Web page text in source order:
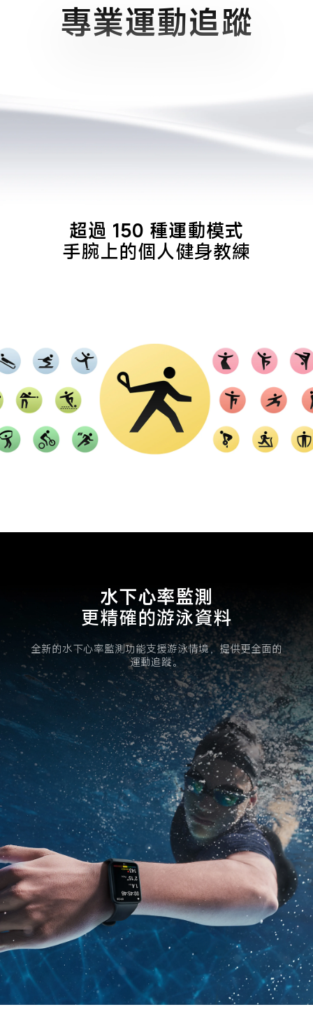
專業運動追蹤
超過 150 種運動模式
手腕上的個人健身教練
水下心率監測
更精確的游泳資料
全新的水下心率監測功能支援游泳情境，提供更全面的
運動追蹤。